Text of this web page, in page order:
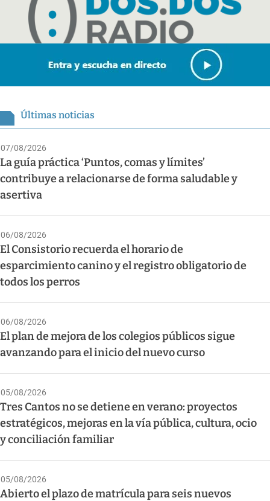
Últimas noticias
07/08/2026
La guía práctica ‘Puntos, comas y límites’
contribuye a relacionarse de forma saludable y
asertiva
06/08/2026
El Consistorio recuerda el horario de
esparcimiento canino y el registro obligatorio de
todos los perros
06/08/2026
El plan de mejora de los colegios públicos sigue
avanzando para el inicio del nuevo curso
05/08/2026
Tres Cantos no se detiene en verano: proyectos
estratégicos, mejoras en la vía pública, cultura, ocio
y conciliación familiar
05/08/2026
Abierto el plazo de matrícula para seis nuevos